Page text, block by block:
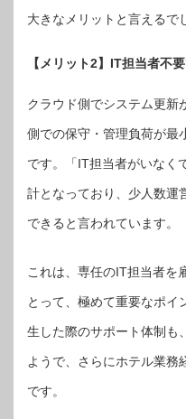
大きなメリットと言えるで
【メリット2】IT担当者不
クラウド側でシステム更新
側での保守・管理負荷が最
です。「IT担当者がいなく
計となっており、少人数運
できると言われています。
これは、専任のIT担当者を
とって、極めて重要なポイ
生した際のサポート体制も
ようで、さらにホテル業務
です。